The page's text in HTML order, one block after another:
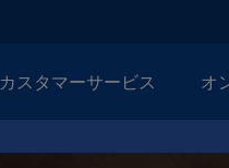
カスタマーサービス オ